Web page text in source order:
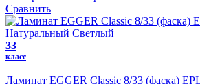
Сравнить
33
класс
Ламинат EGGER Classic 8/33 (фаска)